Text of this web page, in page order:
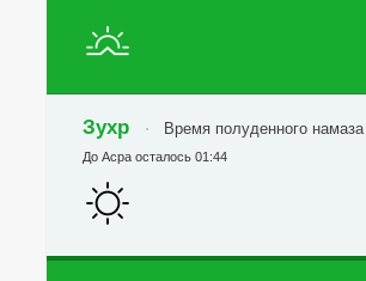
Зухр Время полуденного намаза
До Асра осталось 01:44